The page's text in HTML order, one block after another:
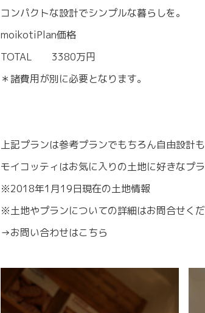
コンパクトな設計でシンプルな暮らしを。
moikotiPlan価格
TOTAL 3380万円
＊諸費用が別に必要となります。
上記プランは参考プランでもちろん自由設計も
モイコッティはお気に入りの土地に好きなプ
※2018年1月19日現在の土地情報
※土地やプランについての詳細はお問合せくだ
→お問い合わせはこちら